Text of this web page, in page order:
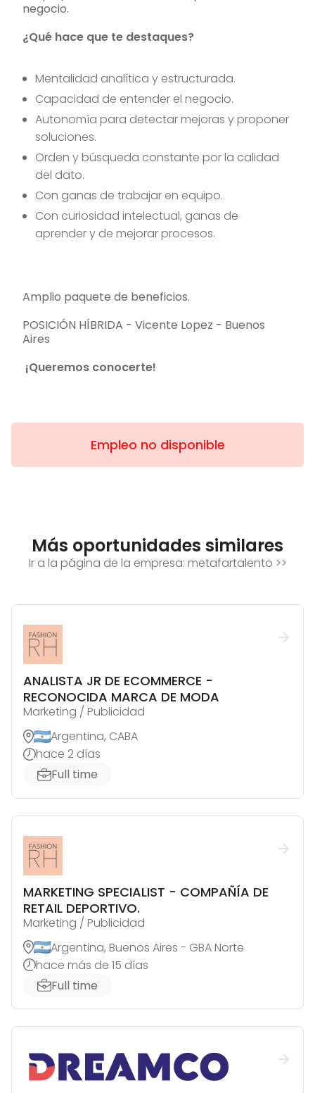
negocio.
¿Qué hace que te destaques?
Mentalidad analítica y estructurada.
Capacidad de entender el negocio.
Autonomía para detectar mejoras y proponer
soluciones.
Orden y búsqueda constante por la calidad
del dato.
Con ganas de trabajar en equipo.
Con curiosidad intelectual, ganas de
aprender y de mejorar procesos.
Amplio paquete de beneficios.
POSICIÓN HÍBRIDA - Vicente Lopez - Buenos
Aires
¡Queremos conocerte!​
Empleo no disponible
Más oportunidades similares
Ir a la página de la empresa: metafartalento >>
ANALISTA JR DE ECOMMERCE -
RECONOCIDA MARCA DE MODA
Marketing / Publicidad
Argentina, CABA
hace 2 días
Full time
MARKETING SPECIALIST - COMPAÑÍA DE
RETAIL DEPORTIVO.
Marketing / Publicidad
Argentina, Buenos Aires - GBA Norte
hace más de 15 días
Full time